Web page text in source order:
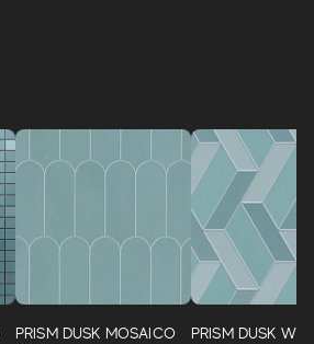
PRISM DUSK MOSAICO
PRISM DUSK